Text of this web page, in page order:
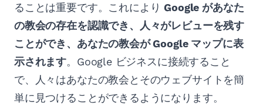
ることは重要です。これによりGoogle があなた
の教会の存在を認識でき、人々がレビューを残す
ことができ、あなたの教会が Google マップに表
示されます。Google ビジネスに接続すること
で、人々はあなたの教会とそのウェブサイトを簡
単に見つけることができるようになります。